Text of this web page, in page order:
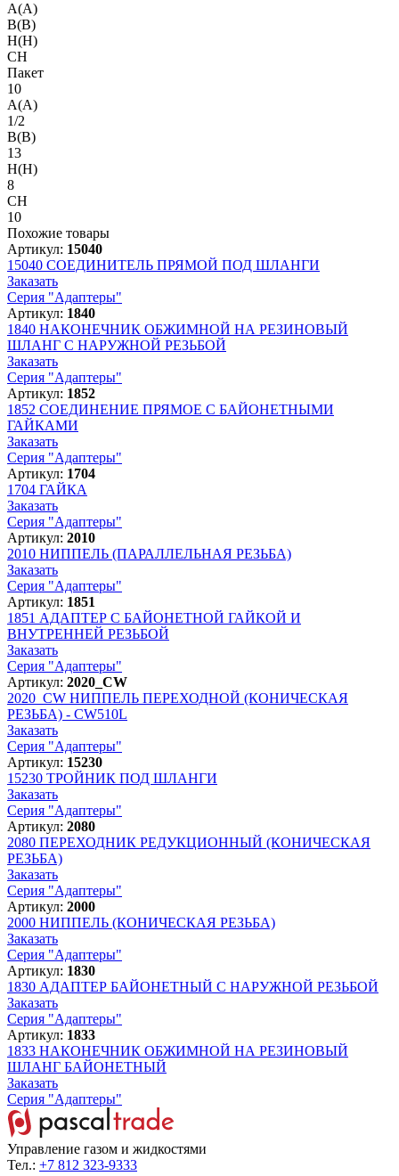
A(A)
B(B)
H(H)
CH
Пакет
10
A(A)
1/2
B(B)
13
H(H)
8
CH
10
Похожие товары
Артикул: 15040
15040 СОЕДИНИТЕЛЬ ПРЯМОЙ ПОД ШЛАНГИ
Заказать
Серия "Адаптеры"
Артикул: 1840
1840 НАКОНЕЧНИК ОБЖИМНОЙ НА РЕЗИНОВЫЙ
ШЛАНГ С НАРУЖНОЙ РЕЗЬБОЙ
Заказать
Серия "Адаптеры"
Артикул: 1852
1852 СОЕДИНЕНИЕ ПРЯМОЕ С БАЙОНЕТНЫМИ
ГАЙКАМИ
Заказать
Серия "Адаптеры"
Артикул: 1704
1704 ГАЙКА
Заказать
Серия "Адаптеры"
Артикул: 2010
2010 НИППЕЛЬ (ПАРАЛЛЕЛЬНАЯ РЕЗЬБА)
Заказать
Серия "Адаптеры"
Артикул: 1851
1851 АДАПТЕР С БАЙОНЕТНОЙ ГАЙКОЙ И
ВНУТРЕННЕЙ РЕЗЬБОЙ
Заказать
Серия "Адаптеры"
Артикул: 2020_CW
2020_CW НИППЕЛЬ ПЕРЕХОДНОЙ (КОНИЧЕСКАЯ
РЕЗЬБА) - CW510L
Заказать
Серия "Адаптеры"
Артикул: 15230
15230 ТРОЙНИК ПОД ШЛАНГИ
Заказать
Серия "Адаптеры"
Артикул: 2080
2080 ПЕРЕХОДНИК РЕДУКЦИОННЫЙ (КОНИЧЕСКАЯ
РЕЗЬБА)
Заказать
Серия "Адаптеры"
Артикул: 2000
2000 НИППЕЛЬ (КОНИЧЕСКАЯ РЕЗЬБА)
Заказать
Серия "Адаптеры"
Артикул: 1830
1830 АДАПТЕР БАЙОНЕТНЫЙ С НАРУЖНОЙ РЕЗЬБОЙ
Заказать
Серия "Адаптеры"
Артикул: 1833
1833 НАКОНЕЧНИК ОБЖИМНОЙ НА РЕЗИНОВЫЙ
ШЛАНГ БАЙОНЕТНЫЙ
Заказать
Серия "Адаптеры"
Управление газом и жидкостями
Тел.: +7 812 323-9333